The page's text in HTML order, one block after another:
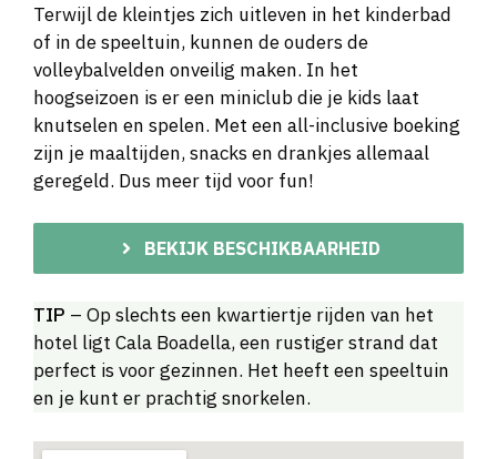
Terwijl de kleintjes zich uitleven in het kinderbad
of in de speeltuin, kunnen de ouders de
volleybalvelden onveilig maken. In het
hoogseizoen is er een miniclub die je kids laat
knutselen en spelen. Met een all-inclusive boeking
zijn je maaltijden, snacks en drankjes allemaal
geregeld. Dus meer tijd voor fun!
BEKIJK BESCHIKBAARHEID
TIP – Op slechts een kwartiertje rijden van het
hotel ligt Cala Boadella, een rustiger strand dat
perfect is voor gezinnen. Het heeft een speeltuin
en je kunt er prachtig snorkelen.